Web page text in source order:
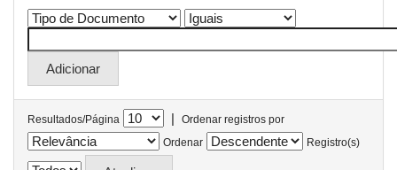
Resultados/Página |
Ordenar registros por
Ordenar
Registro(s)